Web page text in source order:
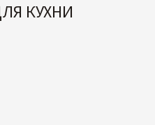
КУХНИ